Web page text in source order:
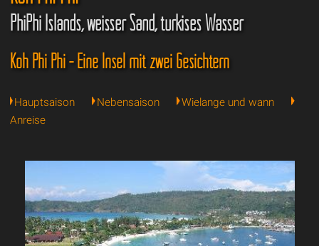
PhiPhi Islands, weisser Sand, türkises Wasser
Koh Phi Phi - Eine Insel mit zwei Gesichtern
Hauptsaison Nebensaison
Wielange und wann
Anreise